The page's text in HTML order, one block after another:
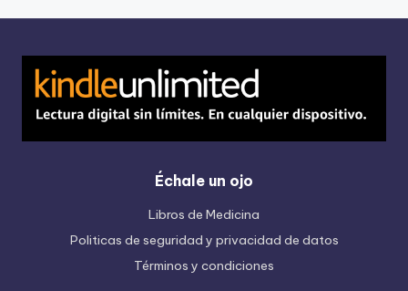
Échale un ojo
Libros de Medicina
Politicas de seguridad y privacidad de datos
Términos y condiciones